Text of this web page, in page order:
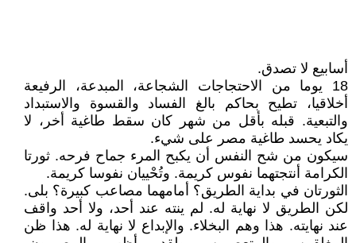
أسابيع لا تصدق.
18 يوما من الاحتجاجات الشجاعة، المبدعة، الرفيعة
أخلاقيا، تطيح بحاكم بالغ الفساد والقسوة والاستبداد
والتبعية. قبله بأقل من شهر كان سقط طاغية أخر، لا
يكاد يحسد طاغية مصر على شيء.
سيكون من شح النفس أن يكبح المرء جماح فرحه. ثورتا
الكرامة أنتجتهما نفوس كريمة. وتُحْييان نفوسا كريمة.
الثورتان في بداية الطريق؟ أمامهما مصاعب كبيرة؟ بلى.
لكن الطريق لا نهاية له. لم ينته عند أحد، ولا أحد واقف
عند نهايته. هذا وهم البخلاء. والإبداع لا نهاية له. هذا ظن